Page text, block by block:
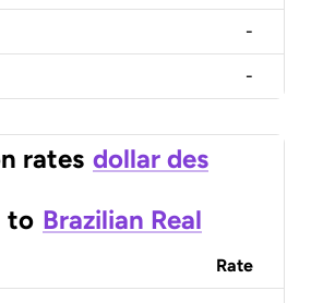
-
-
rates dollar des
to Brazilian Real
Rate